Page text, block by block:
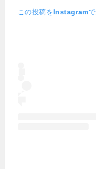
この投稿をInstagramで